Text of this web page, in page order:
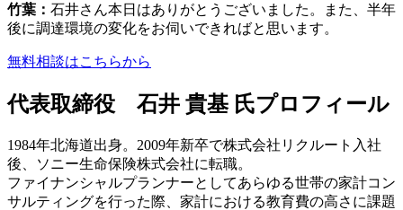
竹葉： 石井さん本日はありがとうございました。また、半年
後に調達環境の変化をお伺いできればと思います。
無料相談はこちらから
代表取締役 石井 貴基 氏プロフィール
1984年北海道出身。2009年新卒で株式会社リクルート入社
後、ソニー生命保険株式会社に転職。
ファイナンシャルプランナーとしてあらゆる世帯の家計コン
サルティングを行った際、家計における教育費の高さに課題